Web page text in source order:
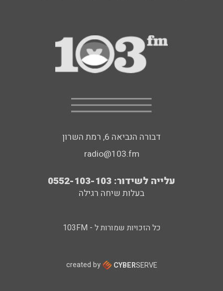
דבורה הנביאה 6, רמת השרון
radio@103.fm
עלייה לשידור: 0552-103-103
בעלות שיחה רגילה
כל הזכויות שמורות ל - 103FM
created by CYBERSERVE